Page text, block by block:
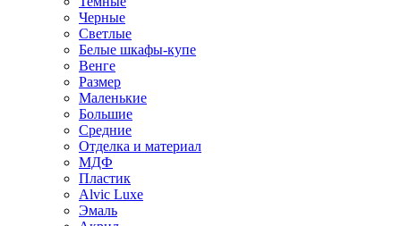
Черные
Светлые
Белые шкафы-купе
Венге
Размер
Маленькие
Большие
Средние
Отделка и материал
МДФ
Пластик
Alvic Luxe
Эмаль